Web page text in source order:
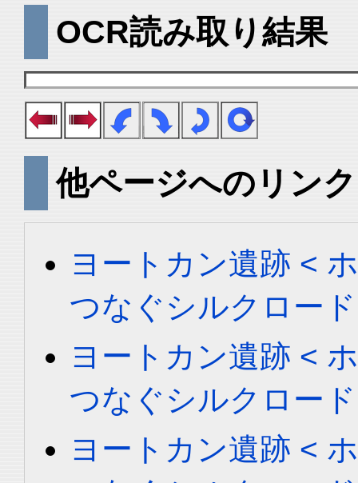
OCR読み取り結果
他ページへのリンク
ヨートカン遺跡 <
つなぐシルクロード
ヨートカン遺跡 <
つなぐシルクロード
ヨートカン遺跡 <